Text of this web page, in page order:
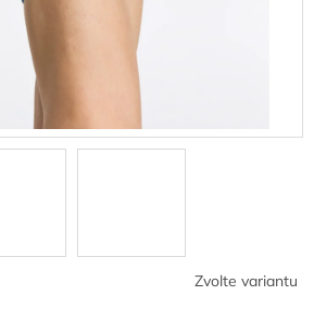
Zvolte variantu